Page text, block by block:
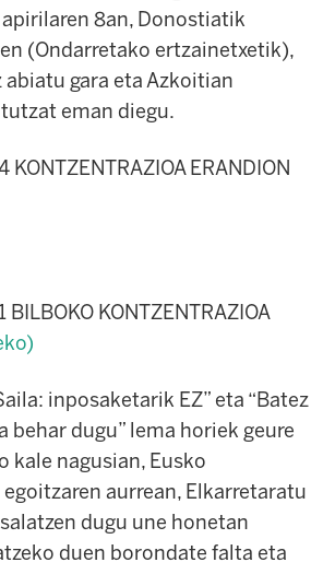
8an, Donostiatik
(Ondarretako ertzainetxetik),
gara eta Azkoitian
eman diegu.
KONTZENTRAZIOA ERANDION
BILBOKO KONTZENTRAZIOA
inposaketarik EZ” eta “Batez
behar dugu” lema horiek geure
kale nagusian, Eusko
aurrean, Elkarretaratu
salatzen dugu une honetan
duen borondate falta eta